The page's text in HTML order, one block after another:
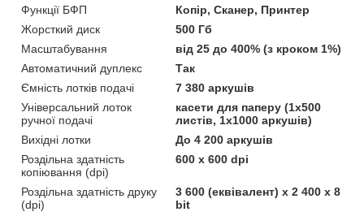
Функції БФП
Копір, Сканер, Принтер
Жорсткий диск
500 Гб
Масштабування
від 25 до 400% (з кроком 1%)
Автоматичний дуплекс
Так
Ємність лотків подачі
7 380 аркушів
Універсальний лоток
ручної подачі
касети для паперу (1х500
листів, 1х1000 аркушів)
Вихідні лотки
До 4 200 аркушів
Роздільна здатність
копіювання (dpi)
600 x 600 dpi
Роздільна здатність друку
(dpi)
3 600 (еквівалент) х 2 400 х 8
bit